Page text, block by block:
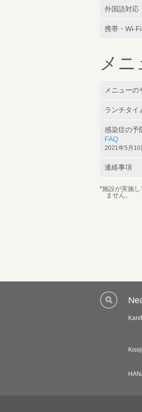
外国語対応
携帯・Wi-
メニ
メニューの
ランチタイ
感染症の予
FAQ
2021年5月10
連絡事項
*施設が実施
ません。